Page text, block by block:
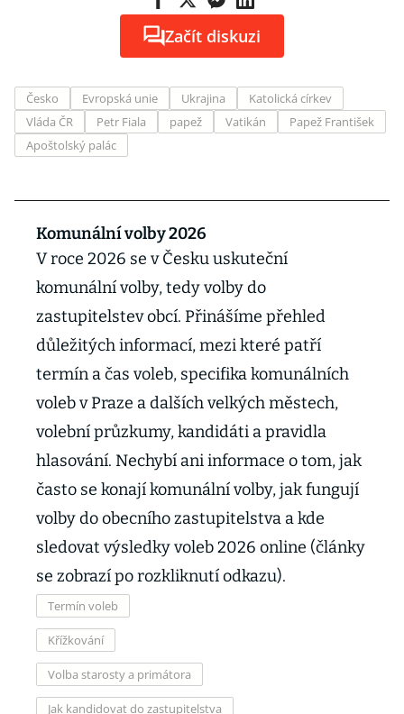
Začít diskuzi
Česko Evropská unie Ukrajina
Katolická církev
Vláda ČR
Petr Fiala papež Vatikán
Papež František
Apoštolský palác
Komunální volby 2026
V roce 2026 se v Česku uskuteční
komunální volby, tedy volby do
zastupitelstev obcí. Přinášíme přehled
důležitých informací, mezi které patří
termín a čas voleb, specifika komunálních
voleb v Praze a dalších velkých městech,
volební průzkumy, kandidáti a pravidla
hlasování. Nechybí ani informace o tom, jak
často se konají komunální volby, jak fungují
volby do obecního zastupitelstva a kde
sledovat výsledky voleb 2026 online (články
se zobrazí po rozkliknutí odkazu).
Termín voleb
Křížkování
Volba starosty a primátora
Jak kandidovat do zastupitelstva